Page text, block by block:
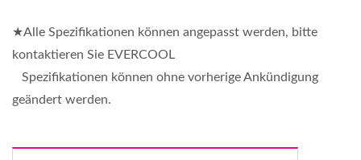
★Alle Spezifikationen können angepasst werden, bitte
kontaktieren Sie EVERCOOL
Spezifikationen können ohne vorherige Ankündigung
geändert werden.